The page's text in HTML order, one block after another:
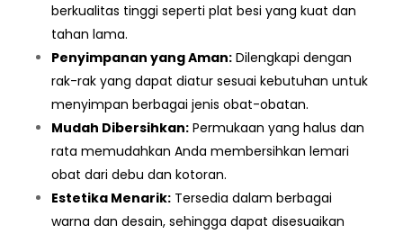
berkualitas tinggi seperti plat besi yang kuat dan
tahan lama.
Penyimpanan yang Aman: Dilengkapi dengan
rak-rak yang dapat diatur sesuai kebutuhan untuk
menyimpan berbagai jenis obat-obatan.
Mudah Dibersihkan: Permukaan yang halus dan
rata memudahkan Anda membersihkan lemari
obat dari debu dan kotoran.
Estetika Menarik: Tersedia dalam berbagai
warna dan desain, sehingga dapat disesuaikan